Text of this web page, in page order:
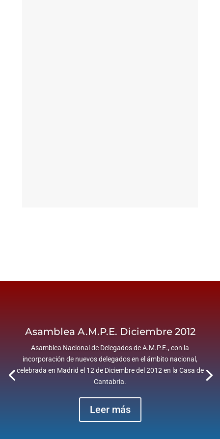
Asamblea A.M.P.E. Diciembre 2012
Asamblea Nacional de Delegados de A.M.P.E., con la
incorporación de nuevos delegados en el ámbito nacional,
celebrada en Madrid el 12 de Diciembre del 2012 en la Casa de
Cantabria.
Leer más